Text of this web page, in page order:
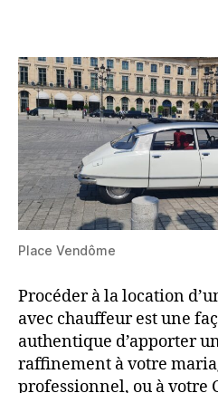
Place Vendôme
Procéder à la location
avec chauffeur est une
authentique d’apporter
raffinement à votre
professionnel, ou à votre